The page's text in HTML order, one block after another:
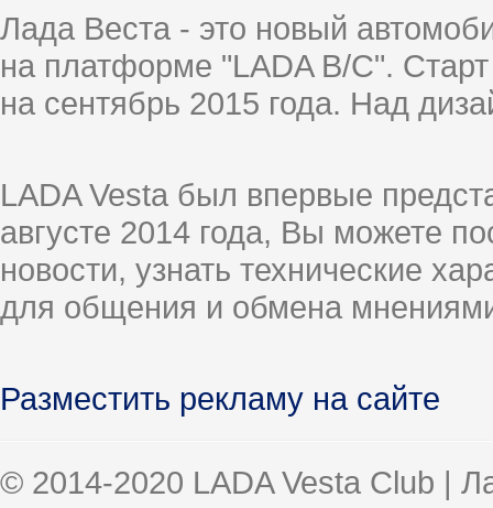
Лада Веста - это новый
на платформе "LADA B/C".
на сентябрь 2015 года. Над
LADA Vesta был впервые
августе 2014 года, Вы можете
новости, узнать технические
для общения и обмена
Разместить рекламу на сайте
© 2014-2020 LADA Vesta Club |